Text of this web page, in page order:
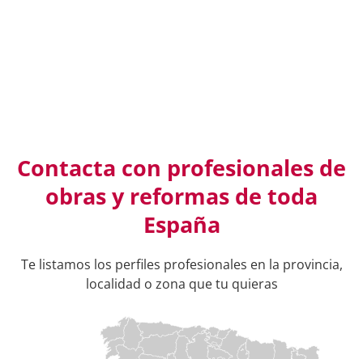
Contacta con profesionales de
obras y reformas de toda
España
Te listamos los perfiles profesionales en la provincia,
localidad o zona que tu quieras